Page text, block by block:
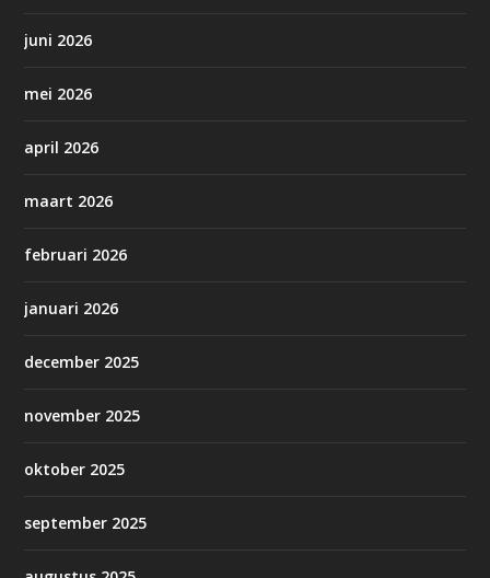
juni 2026
mei 2026
april 2026
maart 2026
februari 2026
januari 2026
december 2025
november 2025
oktober 2025
september 2025